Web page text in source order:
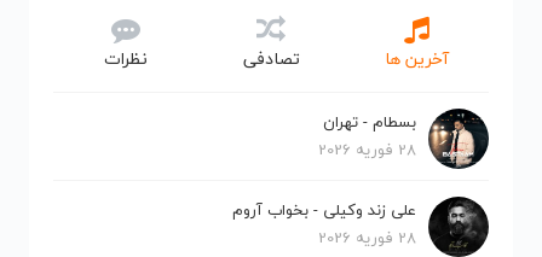
آخرین ها تصادفی نظرات
بسطام - تهران
28 فوریه 2026
علی زند وکیلی - بخواب آروم
28 فوریه 2026